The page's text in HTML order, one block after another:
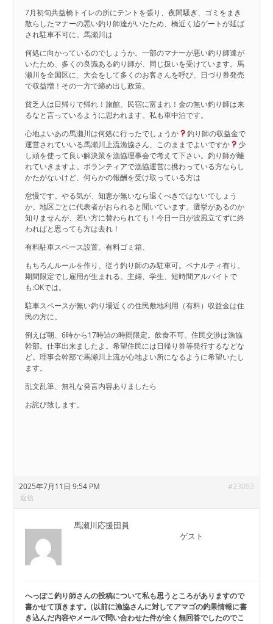
7月初旬共益橋トイレの所にテントを張り、夜間騒ぎ、ゴミをまき
散らしたマナーの悪い釣り師達がいたため、橋近く迠ゲートが延ば
され駐車不可に。馬瀬川は
何処に向かっているのでしょうか。一部のマナーが悪い釣り師達が
いたため、多くの良識ある釣り師が、同じ扱いを受けています。馬
瀬川を全国区に、大会をして多くのお客さんを呼び、日づり券発売
で収益増！その一方で締め出し政策。
貧乏人は日帰りで帰れ！旅館、民宿に富まれ！金の無い釣り師は来
るなと言っているように思われます。私も車中泊です。
心地よいあの馬瀬川は何処に行ったでしょうか
釣り師の収益金で
運営されていいる馬瀬川上流漁協さん、このままでよいですか
少
し頭を使って良い解決策を漁協理事会で考えて下さい。釣り師が離
れていきますよ。ボランティアで漁協運営に携わっている方ならし
かたがないけど、何らかの報酬を受け取っている方は
怠慢です。やる気が、知恵が無いなら退くべきではないでしょう
か。地区ごとに代表者がおられると聞いています。選挙があるのか
知りませんが、若い方に替わられても！今日一日が波風立てずに終
わればと思っても方は去れ！
有料駐車スペース設置。有料ゴミ箱、
もちろんルールを作り、従う釣り師のみ駐車可。ペナルティ有り。
期間限定でし雇用が生まれる。主婦、学生、短時間アルバイトで
も:OKでは。
駐車スペースが無い釣り場近くの住民敷地利用（有料）収益金は住
民の方に。
例えば朝、6時から17時迠の時間限定。飲食不可。住民交渉は漁協
幹部。仕事出来ましたよ。希望住民には日帰り券等発行するなどな
ど。理事会幹部で馬瀬川上流が心地よい所になるように希望いたし
ます。
乱文乱筆、無礼な発言内容ありましたら
お詫び致します。
2025年7月11日 9:54 PM #23093
返信
馬瀬川応援団員
ゲスト
へっぽこ釣り師さんの投稿について私も思うところがありますので
書かせて頂きます。(以前に漁協さんに対してアマゴの釣果情報に書
き込んだ内容やメールで問い合わせた件が全く無回答でしたのでこ